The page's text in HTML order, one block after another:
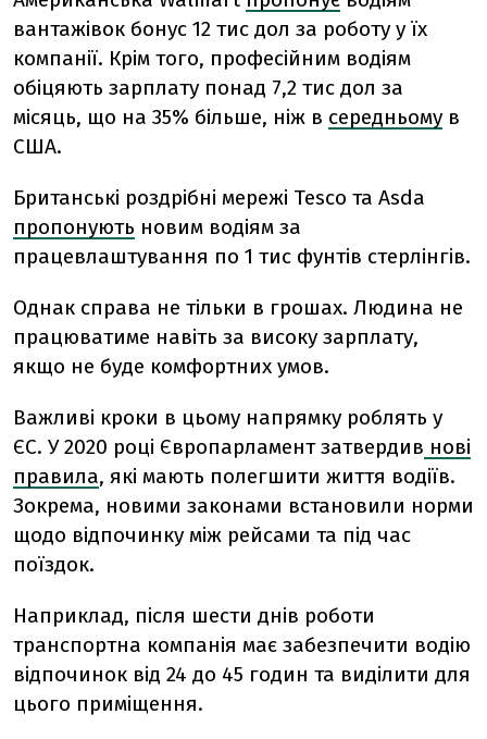
вантажівок бонус 12 тис дол за роботу у їх
компанії. Крім того, професійним водіям
обіцяють зарплату понад 7,2 тис дол за
місяць, що на 35% більше, ніж в середньому в
США.
Британські роздрібні мережі Tesco та Asda
пропонують новим водіям за
працевлаштування по 1 тис фунтів стерлінгів.
Однак справа не тільки в грошах. Людина не
працюватиме навіть за високу зарплату,
якщо не буде комфортних умов.
Важливі кроки в цьому напрямку роблять у
ЄС. У 2020 році Європарламент затвердив нові
правила, які мають полегшити життя водіїв.
Зокрема, новими законами встановили норми
щодо відпочинку між рейсами та під час
поїздок.
Наприклад, після шести днів роботи
транспортна компанія має забезпечити водію
відпочинок від 24 до 45 годин та виділити для
цього приміщення.